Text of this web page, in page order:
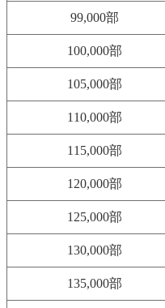
99,000部
100,000部
105,000部
110,000部
115,000部
120,000部
125,000部
130,000部
135,000部